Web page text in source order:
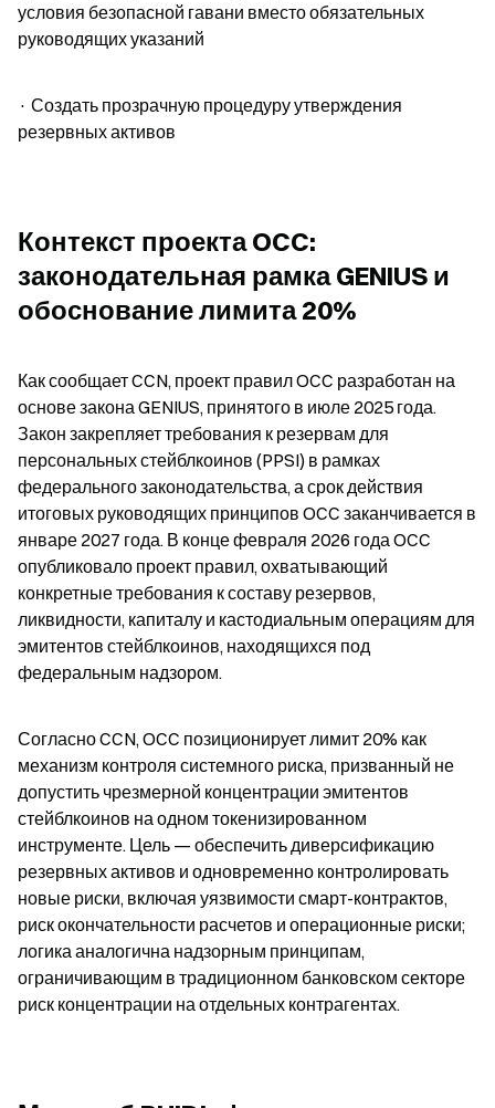
условия безопасной гавани вместо обязательных
руководящих указаний
· Создать прозрачную процедуру утверждения
резервных активов
Контекст проекта OCC:
законодательная рамка GENIUS и
обоснование лимита 20%
Как сообщает CCN, проект правил OCC разработан на
основе закона GENIUS, принятого в июле 2025 года.
Закон закрепляет требования к резервам для
персональных стейблкоинов (PPSI) в рамках
федерального законодательства, а срок действия
итоговых руководящих принципов OCC заканчивается в
январе 2027 года. В конце февраля 2026 года OCC
опубликовало проект правил, охватывающий
конкретные требования к составу резервов,
ликвидности, капиталу и кастодиальным операциям для
эмитентов стейблкоинов, находящихся под
федеральным надзором.
Согласно CCN, OCC позиционирует лимит 20% как
механизм контроля системного риска, призванный не
допустить чрезмерной концентрации эмитентов
стейблкоинов на одном токенизированном
инструменте. Цель — обеспечить диверсификацию
резервных активов и одновременно контролировать
новые риски, включая уязвимости смарт-контрактов,
риск окончательности расчетов и операционные риски;
логика аналогична надзорным принципам,
ограничивающим в традиционном банковском секторе
риск концентрации на отдельных контрагентах.